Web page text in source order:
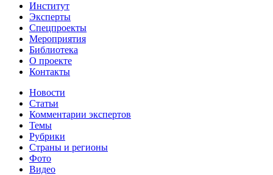
Институт
Эксперты
Спецпроекты
Мероприятия
Библиотека
О проекте
Контакты
Новости
Статьи
Комментарии экспертов
Темы
Рубрики
Страны и регионы
Фото
Видео